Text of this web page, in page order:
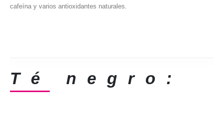
cafeína y varios antioxidantes naturales.
Té negro: